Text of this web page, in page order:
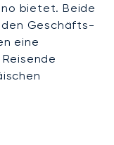
bietet. Beide
den Geschäfts-
eine